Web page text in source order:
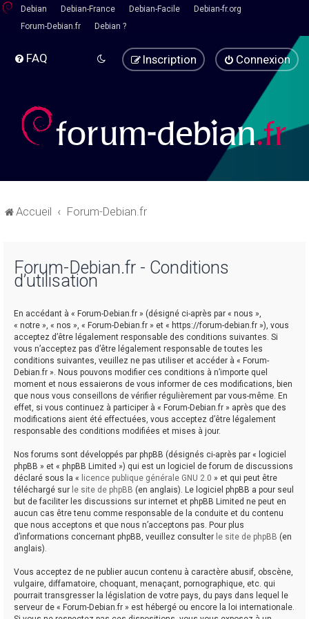
Debian Debian-France Debian-Facile
Debian-fr.org
Forum-Debian.fr
Debian ?
FAQ Connexion
Inscription
Accueil Forum-Debian.fr
Forum-Debian.fr - Conditions
d’utilisation
En accédant à « Forum-Debian.fr » (désigné ci-après par « nous »,
« notre », « nos », « Forum-Debian.fr » et « https://forum-debian.fr »), vous
acceptez d’être légalement responsable des conditions suivantes. Si
vous n’acceptez pas d’être légalement responsable de toutes les
conditions suivantes, veuillez ne pas utiliser et accéder à « Forum-
Debian.fr ». Nous pouvons modifier ces conditions à n’importe quel
moment et nous essaierons de vous informer de ces modifications, bien
que nous vous conseillons de vérifier régulièrement par vous-même. En
effet, si vous continuez à participer à « Forum-Debian.fr » après que des
modifications aient été effectuées, vous acceptez d’être légalement
responsable des conditions modifiées et mises à jour.
Nos forums sont développés par phpBB (désignés ci-après par « logiciel
phpBB » et « phpBB Limited ») qui est un logiciel de forum de discussions
déclaré sous la « licence publique générale GNU 2.0 » et qui peut être
téléchargé sur le site de phpBB (en anglais). Le logiciel phpBB a pour seul
but de faciliter les discussions sur internet et phpBB Limited ne peut en
aucun cas être tenu comme responsable de la conduite et du contenu
que nous acceptons et que nous n’acceptons pas. Pour plus
d’informations concernant phpBB, veuillez consulter le site de phpBB (en
anglais).
Vous acceptez de ne publier aucun contenu à caractère abusif, obscène,
vulgaire, diffamatoire, choquant, menaçant, pornographique, etc. qui
pourrait transgresser la législation de votre pays, du pays dans lequel le
serveur de « Forum-Debian.fr » est hébergé ou encore la loi internationale.